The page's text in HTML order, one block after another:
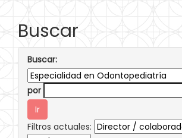
Buscar
Buscar:
por
Filtros actuales: